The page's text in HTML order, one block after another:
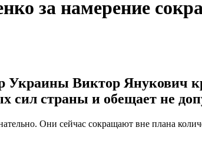
за намерение
Украины Виктор Янукович
сил страны и обещает не
Они сейчас сокращают вне плана